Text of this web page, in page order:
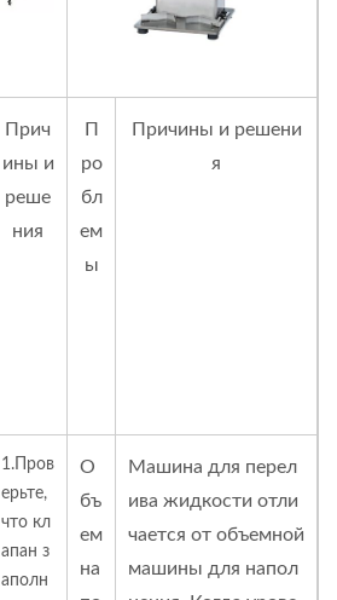
Прич
ины и
реше
ния
П
ро
бл
ем
ы
Причины и решени
я
1.Пров
ерьте,
что кл
апан з
аполн
О
бъ
ем
на
Машина для перел
ива жидкости отли
чается от объемной
машины для напол